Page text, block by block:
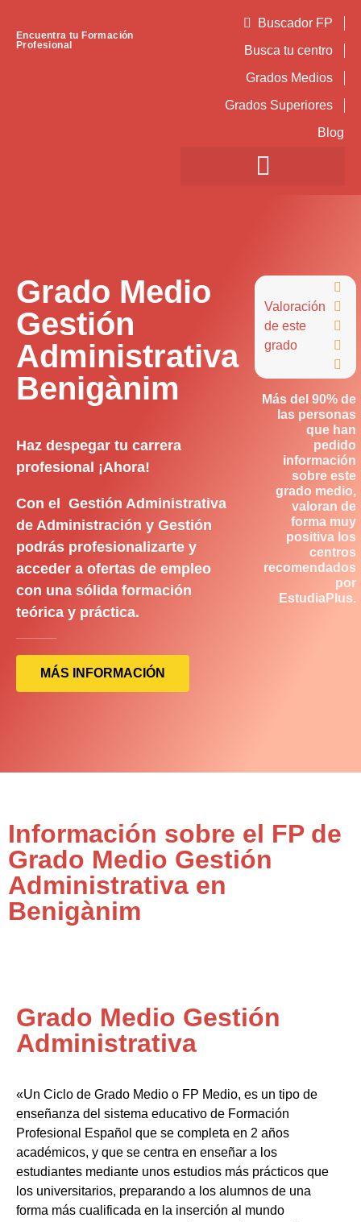
Encuentra tu Formación
Profesional
Buscador FP
Busca tu centro
Grados Medios
Grados Superiores
Blog
Grado Medio
Gestión
Administrativa
Benigànim
Haz despegar tu carrera
profesional ¡Ahora!
Con el Gestión Administrativa
de Administración y Gestión
podrás profesionalizarte y
acceder a ofertas de empleo
con una sólida formación
teórica y práctica.
MÁS INFORMACIÓN
Valoración
de este
grado





Más del 90% de
las personas
que han
pedido
información
sobre este
grado medio,
valoran de
forma muy
positiva los
centros
recomendados
por
EstudiaPlus.
Información sobre el FP de
Grado Medio Gestión
Administrativa en
Benigànim
Grado Medio Gestión
Administrativa
«Un Ciclo de Grado Medio o FP Medio, es un tipo de
enseñanza del sistema educativo de Formación
Profesional Español que se completa en 2 años
académicos, y que se centra en enseñar a los
estudiantes mediante unos estudios más prácticos que
los universitarios, preparando a los alumnos de una
forma más cualificada en la inserción al mundo